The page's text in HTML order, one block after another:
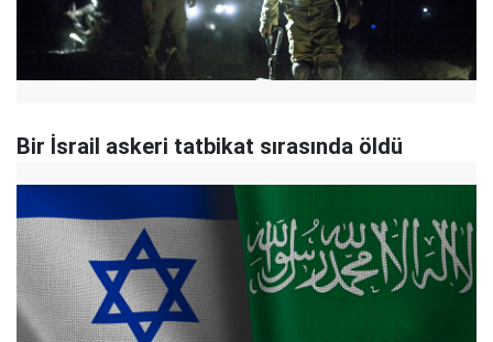
Bir İsrail askeri tatbikat sırasında öldü